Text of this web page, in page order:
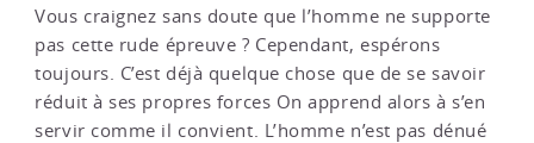
Vous craignez sans doute que l’homme ne supporte
pas cette rude épreuve ? Cependant, espérons
toujours. C’est déjà quelque chose que de se savoir
réduit à ses propres forces On apprend alors à s’en
servir comme il convient. L’homme n’est pas dénué